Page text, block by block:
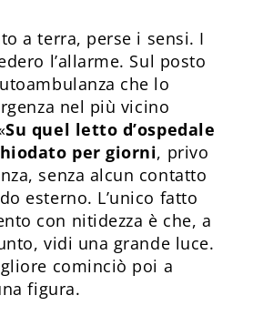
a terra, perse i sensi. I
l’allarme. Sul posto
che lo
nel più vicino
Su quel letto d’ospedale
per giorni, privo
senza alcun contatto
esterno. L’unico fatto
con nitidezza è che, a
vidi una grande luce.
cominciò poi a
figura.